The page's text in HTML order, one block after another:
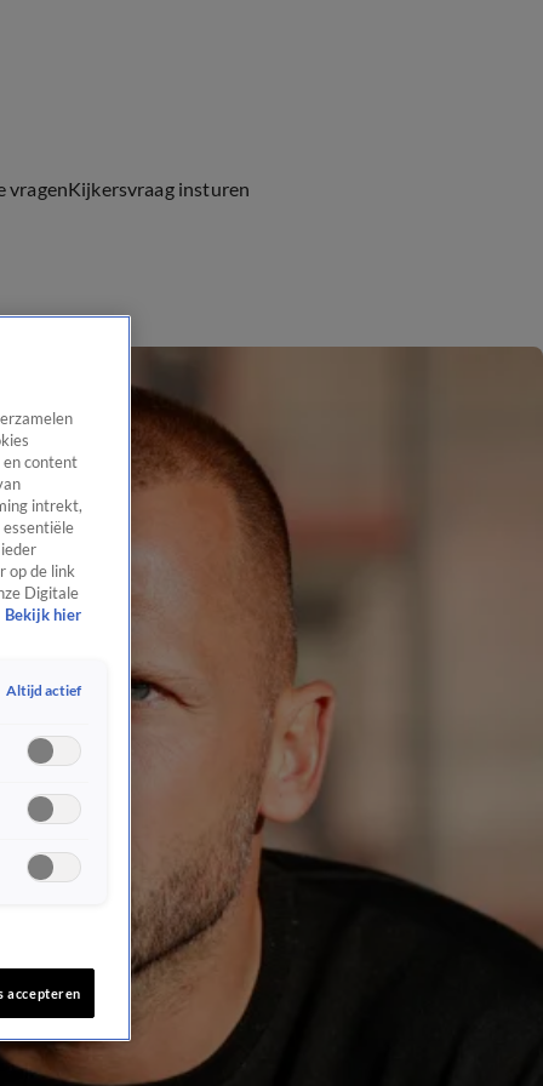
vragenKijkersvraag insturen
en content
intrekt,
op de link
Digitale
Bekijk hier
Altijd actief
accepteren